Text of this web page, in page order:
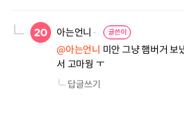
아는언니 글쓴이
@아는언니 미안 그냥 햄버거 보
서 고마웡 ㅜ
답글쓰기